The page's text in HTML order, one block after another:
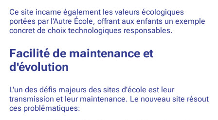
Ce site incarne également les valeurs écologiques
portées par l'Autre École, offrant aux enfants un exemple
concret de choix technologiques responsables.
Facilité de maintenance et
d'évolution
L'un des défis majeurs des sites d'école est leur
transmission et leur maintenance. Le nouveau site résout
ces problématiques: